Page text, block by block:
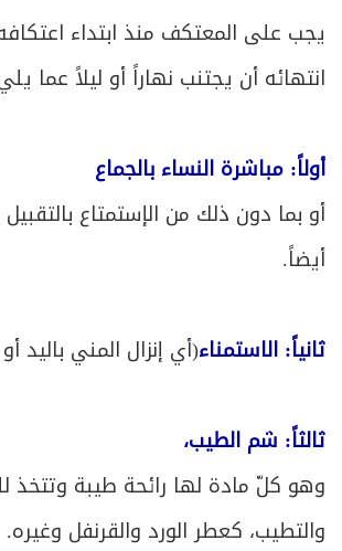
يجب على المعتكف منذ ابتداء
انتهائه أن يجتنب نهاراً أو ليلاً عما
أولاً: مباشرة النساء بالجماع
أو بما دون ذلك من الإستمتاع
أيضاً.
ثانياً: الاستمناء(أي إنزال المني باليد
ثالثاً: شم الطيب،
وهو كلّ مادة لها رائحة طيبة وتتخذ
والتطيب، كعطر الورد والقرنفل وغيره.